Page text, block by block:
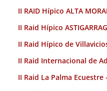
II RAID Hípico ALTA
II Raid Hípico
II Raid Hípico de
II Raid Internacional de
II Raid La Palma Ecuestre